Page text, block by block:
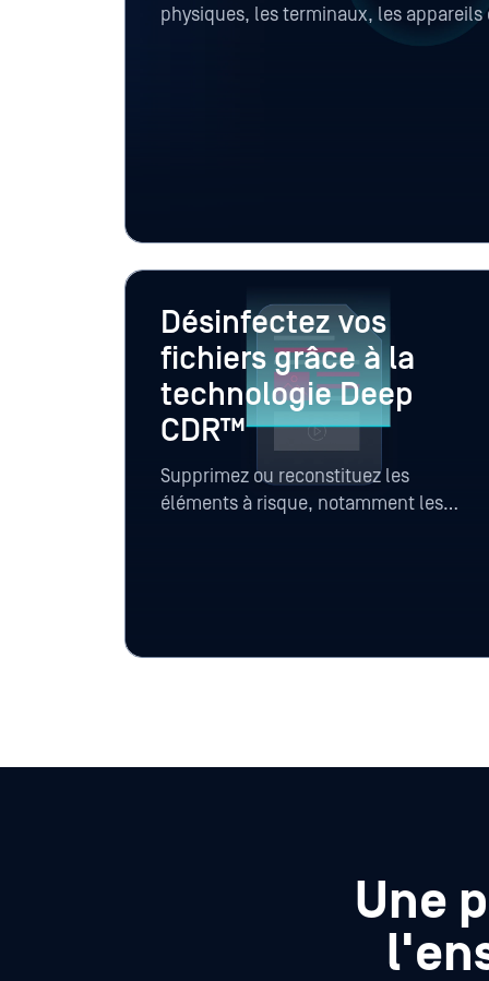
physiques, les terminaux, les
Désinfectez vos
fichiers grâce à la
technologie Deep
CDR™
Supprimez ou reconstituez les
éléments à risque, notamment les
Une